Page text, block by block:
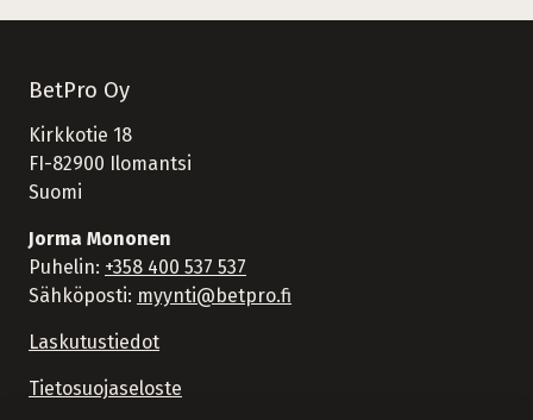
BetPro Oy
Kirkkotie 18
FI-82900 Ilomantsi
Suomi
Jorma Mononen
Puhelin: +358 400 537 537
Sähköposti: myynti@betpro.fi
Laskutustiedot
Tietosuojaseloste